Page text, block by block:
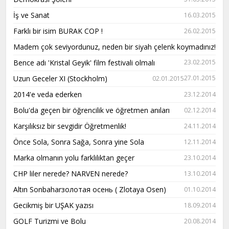
İş ve Sanat 16.03.2015
Farklı bir isim BURAK COP ! 26.02.2015
Madem çok seviyordunuz, neden bir siyah çelenk koymadınız!
23.02.2015
Bence adı 'Kristal Geyik' film festivali olmalı
27.01.2015
Uzun Geceler XI (Stockholm) 02.01.2015
2014'e veda ederken 23.12.2014
Bolu'da geçen bir öğrencilik ve öğretmen anıları 02.12.2014
Karşılıksız bir sevgidir Öğretmenlik! 24.11.2014
Önce Sola, Sonra Sağa, Sonra yine Sola 12.11.2014
Marka olmanın yolu farklılıktan geçer 23.10.2014
CHP liler nerede? NARVEN nerede? 13.10.2014
Altın Sonbaharзолотая осень ( Zlotaya Osen) 01.10.2014
Gecikmiş bir UŞAK yazısı 18.09.2014
GOLF Turizmi ve Bolu 20.08.2014